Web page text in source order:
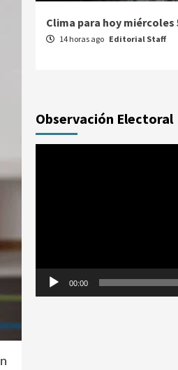
Clima para hoy miércoles
14 horas ago Editorial Staff
Observación Electoral
00:00